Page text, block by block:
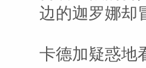
边的迦罗娜却
卡德加疑惑地